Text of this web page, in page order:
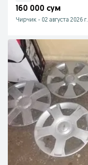
160 000 сум
Чирчик - 02 августа 2026 г.